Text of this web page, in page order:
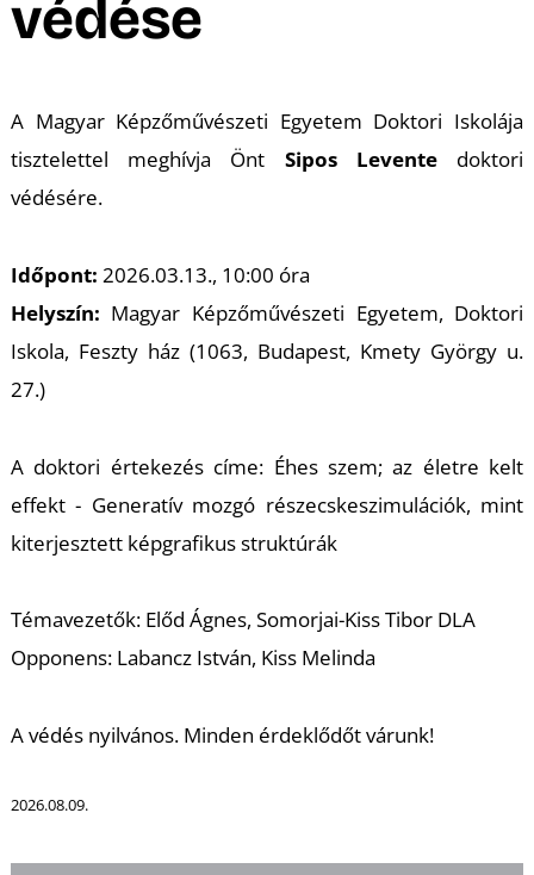
védése
A Magyar Képzőművészeti Egyetem Doktori Iskolája
tisztelettel meghívja Önt Sipos Leventedoktori
védésére.
Időpont: 2026.03.13., 10:00 óra
Helyszín: Magyar Képzőművészeti Egyetem, Doktori
Iskola, Feszty ház (1063, Budapest, Kmety György u.
27.)
A doktori értekezés címe: Éhes szem; az életre kelt
effekt - Generatív mozgó részecskeszimulációk, mint
kiterjesztett képgrafikus struktúrák
Témavezetők: Előd Ágnes, Somorjai-Kiss Tibor DLA
Opponens: Labancz István, Kiss Melinda
A védés nyilvános. Minden érdeklődőt várunk!
2026.08.09.